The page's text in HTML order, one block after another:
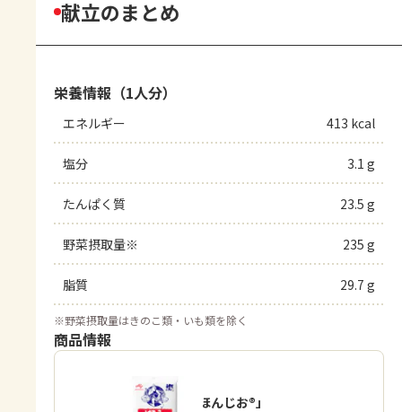
献立のまとめ
栄養情報（1人分）
エネルギー 413 kcal
塩分 3.1 g
たんぱく質 23.5 g
野菜摂取量※ 235 g
脂質 29.7 g
※野菜摂取量はきのこ類・いも類を除く
商品情報
「瀬戸のほんじお®」